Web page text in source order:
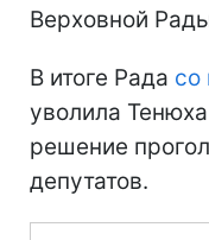
Верховной
В итоге Рада со
уволила
решение
депутатов.